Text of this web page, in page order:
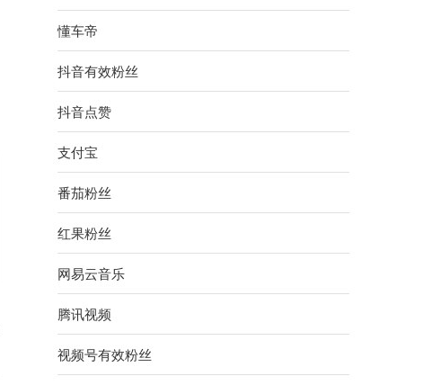
懂车帝
抖音有效粉丝
抖音点赞
支付宝
番茄粉丝
红果粉丝
网易云音乐
腾讯视频
视频号有效粉丝